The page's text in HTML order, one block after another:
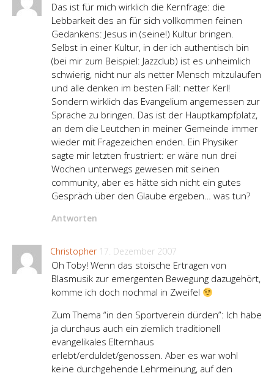
Das ist für mich wirklich die Kernfrage: die
Lebbarkeit des an für sich vollkommen feinen
Gedankens: Jesus in (seine!) Kultur bringen.
Selbst in einer Kultur, in der ich authentisch bin
(bei mir zum Beispiel: Jazzclub) ist es unheimlich
schwierig, nicht nur als netter Mensch mitzulaufen
und alle denken im besten Fall: netter Kerl!
Sondern wirklich das Evangelium angemessen zur
Sprache zu bringen. Das ist der Hauptkampfplatz,
an dem die Leutchen in meiner Gemeinde immer
wieder mit Fragezeichen enden. Ein Physiker
sagte mir letzten frustriert: er wäre nun drei
Wochen unterwegs gewesen mit seinen
community, aber es hätte sich nicht ein gutes
Gespräch über den Glaube ergeben… was tun?
Antworten
Christopher 17. Dezember 2007
Oh Toby! Wenn das stoische Ertragen von
Blasmusik zur emergenten Bewegung dazugehört,
komme ich doch nochmal in Zweifel
Zum Thema “in den Sportverein dürden”: Ich habe
ja durchaus auch ein ziemlich traditionell
evangelikales Elternhaus
erlebt/erduldet/genossen. Aber es war wohl
keine durchgehende Lehrmeinung, auf den